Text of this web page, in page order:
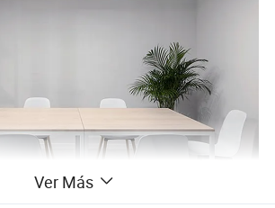
Ver Más